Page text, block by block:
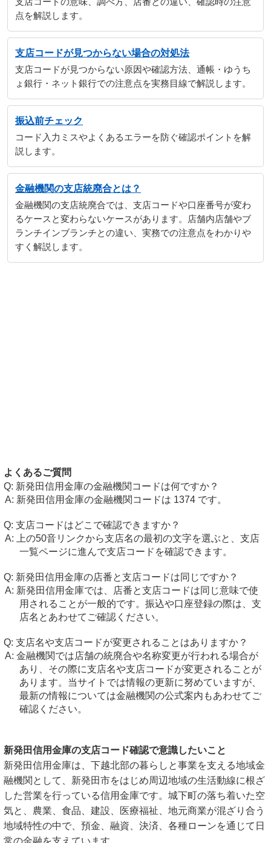
点を解説します。
支店コードが見つからない場合の対処法
支店コードが見つからない原因や確認方法、通帳・ゆうち
ょ銀行・ネット銀行での注意点を実務目線で解説します。
振込前チェック
コード入力ミスやよくあるエラーを防ぐ確認ポイントを解
説します。
金融機関の支店統廃合とは？
金融機関の支店統廃合では、支店コードや口座番号が変わ
るケースと変わらないケースがあります。店舗内店舗やブ
ランチインブランチとの違い、実務での注意点をわかりや
すく解説します。
よくあるご質問
新発田信用金庫の金融機関コードは何ですか？
新発田信用金庫の金融機関コードは 1374 です。
支店コードはどこで確認できますか？
上の50音リンクから支店名の最初の文字を選ぶと、支店
一覧ページに進んで支店コードを確認できます。
新発田信用金庫の店番と支店コードは同じですか？
新発田信用金庫では、店番と支店コードは同じ意味で使
用されることが一般的です。振込や口座登録の際は、支
店名とあわせてご確認ください。
支店名や支店コードが変更されることはありますか？
金融機関では店舗の統廃合や名称変更が行われる場合が
あり、その際に支店名や支店コードが変更されることが
あります。当サイトでは情報の更新に努めていますが、
最新の情報については金融機関の公式案内もあわせてご
確認ください。
新発田信用金庫の支店コード確認で意識したいこと
新発田信用金庫は、下越北部の暮らしと事業を支える地域金
融機関として、新発田市をはじめ周辺地域の生活動線に根ざ
した営業を行っている信用金庫です。城下町の落ち着いた空
気と、農業、食品、建設、医療福祉、地元商業が混ざり合う
地域特性の中で、預金、融資、決済、各種ローンを通じて日
常の金融を支えています。